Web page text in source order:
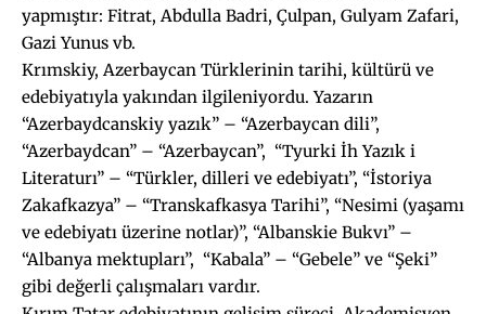
yapmıştır: Fitrat, Abdulla Badri, Çulpan, Gulyam Zafari,
Gazi Yunus vb.
Krımskiy, Azerbaycan Türklerinin tarihi, kültürü ve
edebiyatıyla yakından ilgileniyordu. Yazarın
“Azerbaydcanskiy yazık” – “Azerbaycan dili”,
“Azerbaydcan” – “Azerbaycan”, “Tyurki İh Yazık i
Literaturı” – “Türkler, dilleri ve edebiyatı”, “İstoriya
Zakafkazya” – “Transkafkasya Tarihi”, “Nesimi (yaşamı
ve edebiyatı üzerine notlar)”, “Albanskie Bukvı” –
“Albanya mektupları”, “Kabala” – “Gebele” ve “Şeki”
gibi değerli çalışmaları vardır.